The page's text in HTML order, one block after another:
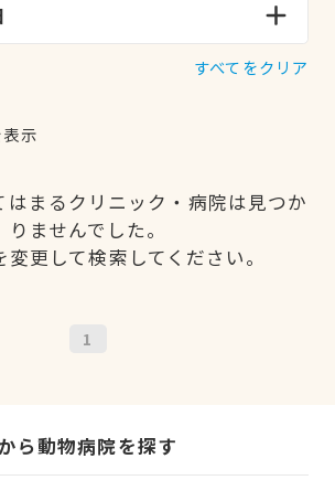
すべてをクリア
示
はまるクリニック・病院は見つか
りませんでした。
更して検索してください。
1
ら動物病院を探す